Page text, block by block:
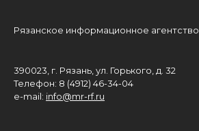
Рязанское информационное агентство
390023, г. Рязань, ул. Горького, д. 32
Телефон: 8 (4912) 46-34-04
e-mail: info@mr-rf.ru